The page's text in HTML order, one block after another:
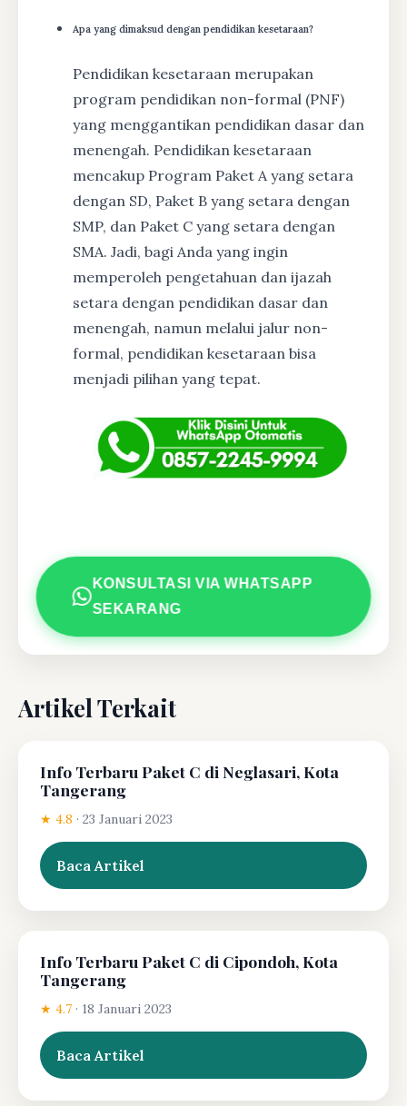
Apa yang dimaksud dengan pendidikan kesetaraan?
Pendidikan kesetaraan merupakan
program pendidikan non-formal (PNF)
yang menggantikan pendidikan dasar dan
menengah. Pendidikan kesetaraan
mencakup Program Paket A yang setara
dengan SD, Paket B yang setara dengan
SMP, dan Paket C yang setara dengan
SMA. Jadi, bagi Anda yang ingin
memperoleh pengetahuan dan ijazah
setara dengan pendidikan dasar dan
menengah, namun melalui jalur non-
formal, pendidikan kesetaraan bisa
menjadi pilihan yang tepat.
KONSULTASI VIA WHATSAPP
SEKARANG
Artikel Terkait
Info Terbaru Paket C di Neglasari, Kota
Tangerang
★ 4.8 · 23 Januari 2023
Baca Artikel
Info Terbaru Paket C di Cipondoh, Kota
Tangerang
★ 4.7 · 18 Januari 2023
Baca Artikel